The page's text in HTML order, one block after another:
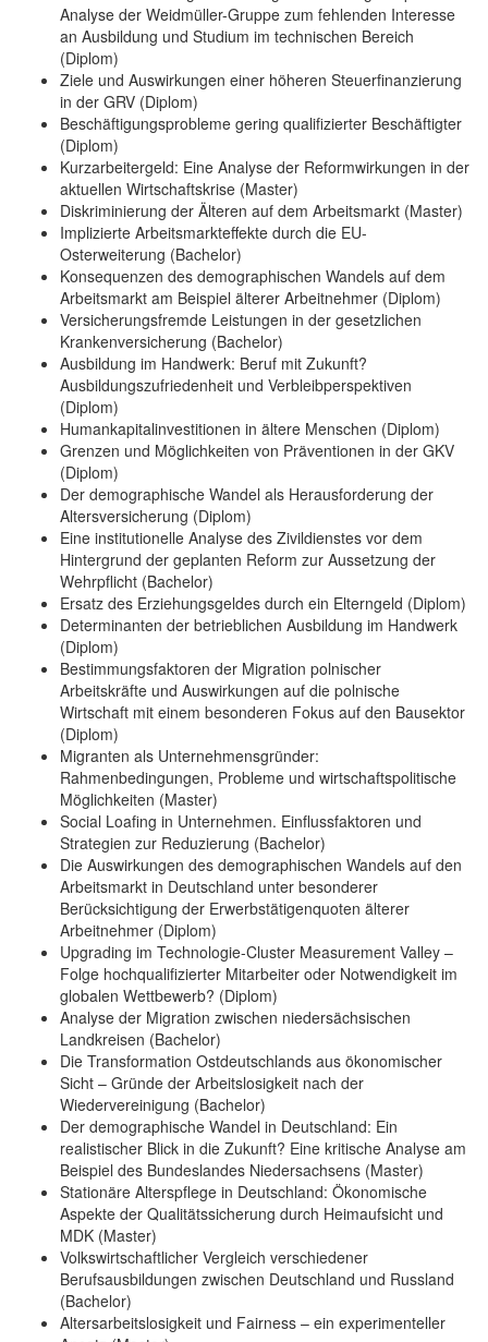
Analyse der Weidmüller-Gruppe zum fehlenden Interesse
an Ausbildung und Studium im technischen Bereich
(Diplom)
Ziele und Auswirkungen einer höheren Steuerfinanzierung
in der GRV (Diplom)
Beschäftigungsprobleme gering qualifizierter Beschäftigter
(Diplom)
Kurzarbeitergeld: Eine Analyse der Reformwirkungen in der
aktuellen Wirtschaftskrise (Master)
Diskriminierung der Älteren auf dem Arbeitsmarkt (Master)
Implizierte Arbeitsmarkteffekte durch die EU-
Osterweiterung (Bachelor)
Konsequenzen des demographischen Wandels auf dem
Arbeitsmarkt am Beispiel älterer Arbeitnehmer (Diplom)
Versicherungsfremde Leistungen in der gesetzlichen
Krankenversicherung (Bachelor)
Ausbildung im Handwerk: Beruf mit Zukunft?
Ausbildungszufriedenheit und Verbleibperspektiven
(Diplom)
Humankapitalinvestitionen in ältere Menschen (Diplom)
Grenzen und Möglichkeiten von Präventionen in der GKV
(Diplom)
Der demographische Wandel als Herausforderung der
Altersversicherung (Diplom)
Eine institutionelle Analyse des Zivildienstes vor dem
Hintergrund der geplanten Reform zur Aussetzung der
Wehrpflicht (Bachelor)
Ersatz des Erziehungsgeldes durch ein Elterngeld (Diplom)
Determinanten der betrieblichen Ausbildung im Handwerk
(Diplom)
Bestimmungsfaktoren der Migration polnischer
Arbeitskräfte und Auswirkungen auf die polnische
Wirtschaft mit einem besonderen Fokus auf den Bausektor
(Diplom)
Migranten als Unternehmensgründer:
Rahmenbedingungen, Probleme und wirtschaftspolitische
Möglichkeiten (Master)
Social Loafing in Unternehmen. Einflussfaktoren und
Strategien zur Reduzierung (Bachelor)
Die Auswirkungen des demographischen Wandels auf den
Arbeitsmarkt in Deutschland unter besonderer
Berücksichtigung der Erwerbstätigenquoten älterer
Arbeitnehmer (Diplom)
Upgrading im Technologie-Cluster Measurement Valley –
Folge hochqualifizierter Mitarbeiter oder Notwendigkeit im
globalen Wettbewerb? (Diplom)
Analyse der Migration zwischen niedersächsischen
Landkreisen (Bachelor)
Die Transformation Ostdeutschlands aus ökonomischer
Sicht – Gründe der Arbeitslosigkeit nach der
Wiedervereinigung (Bachelor)
Der demographische Wandel in Deutschland: Ein
realistischer Blick in die Zukunft? Eine kritische Analyse am
Beispiel des Bundeslandes Niedersachsens (Master)
Stationäre Alterspflege in Deutschland: Ökonomische
Aspekte der Qualitätssicherung durch Heimaufsicht und
MDK (Master)
Volkswirtschaftlicher Vergleich verschiedener
Berufsausbildungen zwischen Deutschland und Russland
(Bachelor)
Altersarbeitslosigkeit und Fairness – ein experimenteller